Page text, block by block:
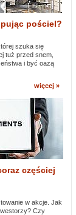
pościel?
szuka się
tuż przed snem,
i być oazą
więcej »
częściej
w akcje. Jak
Czy